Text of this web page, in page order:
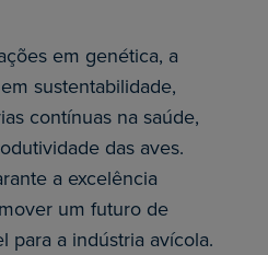
em genética, a
sustentabilidade,
contínuas na saúde,
das aves.
a excelência
um futuro de
para a indústria avícola.